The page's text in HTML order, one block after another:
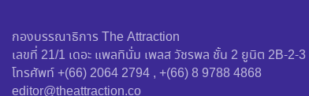
กองบรรณาธิการ The Attraction
เลขที่ 21/1 เดอะ แพลทินั่ม เพลส วัชรพล ชั้น 2 ยูนิต 2B-2-
โทรศัพท์ +(66) 2064 2794 , +(66) 8 9788 4868
editor@theattraction.co